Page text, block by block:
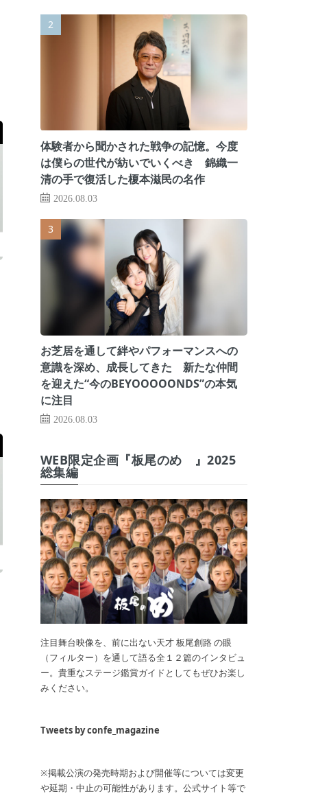
体験者から聞かされた戦争の記憶。今度
は僕らの世代が紡いでいくべき 錦織一
清の手で復活した榎本滋民の名作
2026.08.03
お芝居を通して絆やパフォーマンスへの
意識を深め、成長してきた 新たな仲間
を迎えた“今のBEYOOOOONDS”の本気
に注目
2026.08.03
WEB限定企画『板尾のめ゙』2025
総集編
注目舞台映像を、前に出ない天才 板尾創路 の眼
（フィルター）を通して語る全１２篇のインタビュ
ー。貴重なステージ鑑賞ガイドとしてもぜひお楽し
みください。
Tweets by confe_magazine
※掲載公演の発売時期および開催等については変更
や延期・中止の可能性があります。公式サイト等で